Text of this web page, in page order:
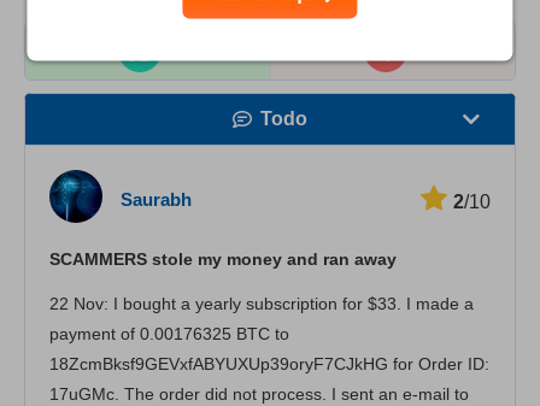
Todo
Seguridad
Atención al cliente
Saurabh 2/10
SCAMMERS stole my money and ran away
22 Nov: I bought a yearly subscription for $33. I made a
payment of 0.00176325 BTC to
18ZcmBksf9GEVxfABYUXUp39oryF7CJkHG for Order ID:
17uGMc. The order did not process. I sent an e-mail to